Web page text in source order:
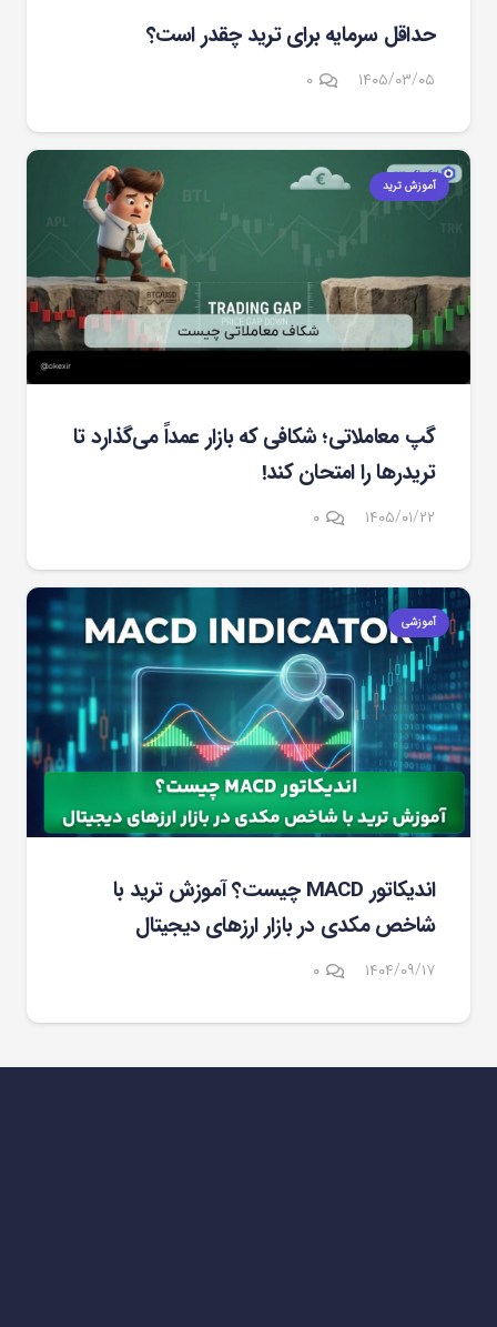
حداقل سرمایه برای ترید چقدر است؟
۱۴۰۵/۰۳/۰۵ ۰
آموزش ترید
گپ معاملاتی؛ شکافی که بازار عمداً می‌گذارد تا
تریدرها را امتحان کند!
۱۴۰۵/۰۱/۲۲ ۰
آموزشی
اندیکاتور MACD چیست؟ آموزش ترید با
شاخص مکدی در بازار ارزهای دیجیتال
۱۴۰۴/۰۹/۱۷ ۰